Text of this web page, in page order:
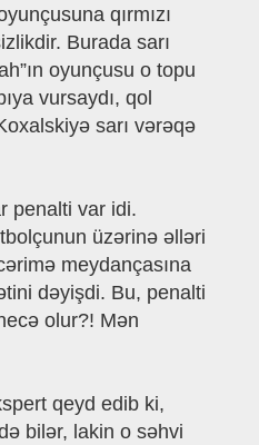
qırmızı
Burada sarı
oyunçusu o topu
vursaydı, qol
sarı vərəqə
penalti var idi.
üzərinə əlləri
meydançasına
dəyişdi. Bu, penalti
olur?! Mən
qeyd edib ki,
bilər, lakin o səhvi